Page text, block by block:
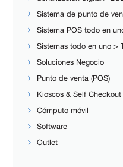
Sistema de punto de
Sistema POS todo en
Sistemas todo en uno >
Soluciones Negocio
Punto de venta (POS)
Kioscos & Self Checkout
Cómputo móvil
Software
Outlet